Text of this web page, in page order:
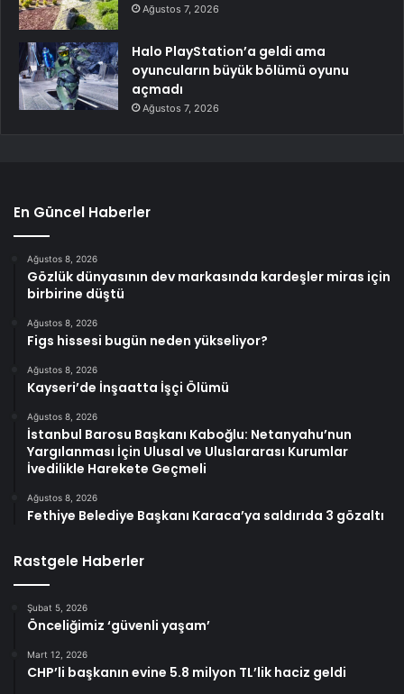
Ağustos 7, 2026
Halo PlayStation’a geldi ama
oyuncuların büyük bölümü oyunu
açmadı
Ağustos 7, 2026
En Güncel Haberler
Ağustos 8, 2026
Gözlük dünyasının dev markasında kardeşler miras için
birbirine düştü
Ağustos 8, 2026
Figs hissesi bugün neden yükseliyor?
Ağustos 8, 2026
Kayseri’de İnşaatta İşçi Ölümü
Ağustos 8, 2026
İstanbul Barosu Başkanı Kaboğlu: Netanyahu’nun
Yargılanması İçin Ulusal ve Uluslararası Kurumlar
İvedilikle Harekete Geçmeli
Ağustos 8, 2026
Fethiye Belediye Başkanı Karaca’ya saldırıda 3 gözaltı
Rastgele Haberler
Şubat 5, 2026
Önceliğimiz ‘güvenli yaşam’
Mart 12, 2026
CHP’li başkanın evine 5.8 milyon TL’lik haciz geldi